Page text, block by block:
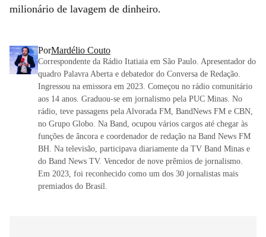
milionário de lavagem de dinheiro.
PorMardélio Couto
Correspondente da Rádio Itatiaia em São Paulo. Apresentador do
quadro Palavra Aberta e debatedor do Conversa de Redação.
Ingressou na emissora em 2023. Começou no rádio comunitário
aos 14 anos. Graduou-se em jornalismo pela PUC Minas. No
rádio, teve passagens pela Alvorada FM, BandNews FM e CBN,
no Grupo Globo. Na Band, ocupou vários cargos até chegar às
funções de âncora e coordenador de redação na Band News FM
BH. Na televisão, participava diariamente da TV Band Minas e
do Band News TV. Vencedor de nove prêmios de jornalismo.
Em 2023, foi reconhecido como um dos 30 jornalistas mais
premiados do Brasil.